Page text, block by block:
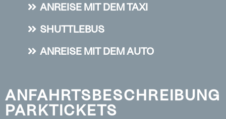
ANREISE MIT DEM TAXI
SHUTTLEBUS
ANREISE MIT DEM AUTO
ANFAHRTSBESCHREIBUNG
PARKTICKETS